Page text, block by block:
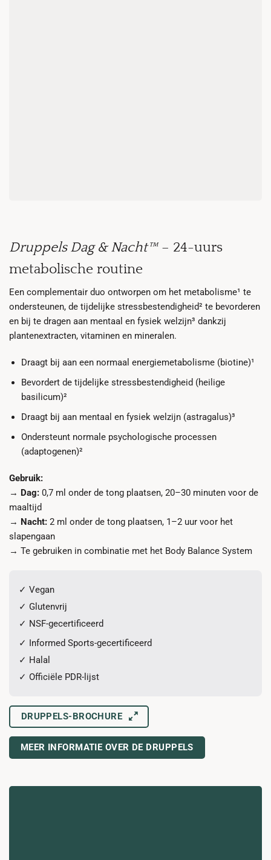
Druppels Dag & Nacht™– 24-uurs
metabolische routine
Een complementair duo ontworpen om het metabolisme¹ te
ondersteunen, de tijdelijke stressbestendigheid² te bevorderen
en bij te dragen aan mentaal en fysiek welzijn³ dankzij
plantenextracten, vitaminen en mineralen.
Draagt bij aan een normaal energiemetabolisme (biotine)¹
Bevordert de tijdelijke stressbestendigheid (heilige
basilicum)²
Draagt bij aan mentaal en fysiek welzijn (astragalus)³
Ondersteunt normale psychologische processen
(adaptogenen)²
Gebruik:
→ Dag: 0,7 ml onder de tong plaatsen, 20–30 minuten voor de
maaltijd
→ Nacht: 2 ml onder de tong plaatsen, 1–2 uur voor het
slapengaan
→ Te gebruiken in combinatie met het Body Balance System
✓ Vegan
✓ Glutenvrij
✓ NSF-gecertificeerd
✓ Informed Sports-gecertificeerd
✓ Halal
✓ Officiële PDR-lijst
DRUPPELS-BROCHURE
MEER INFORMATIE OVER DE DRUPPELS